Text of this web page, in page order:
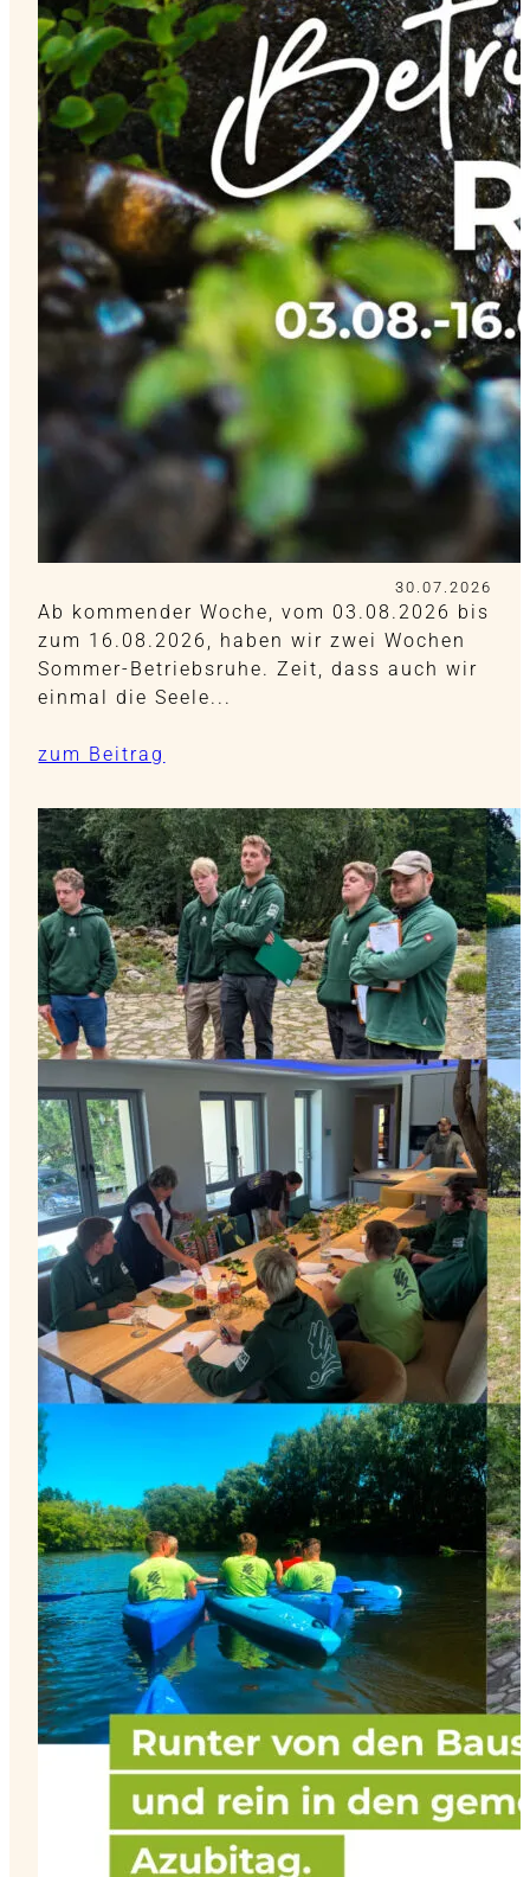
30.07.2026
Ab kommender Woche, vom 03.08.2026 bis
zum 16.08.2026, haben wir zwei Wochen
Sommer-Betriebsruhe. Zeit, dass auch wir
einmal die Seele...
zum Beitrag